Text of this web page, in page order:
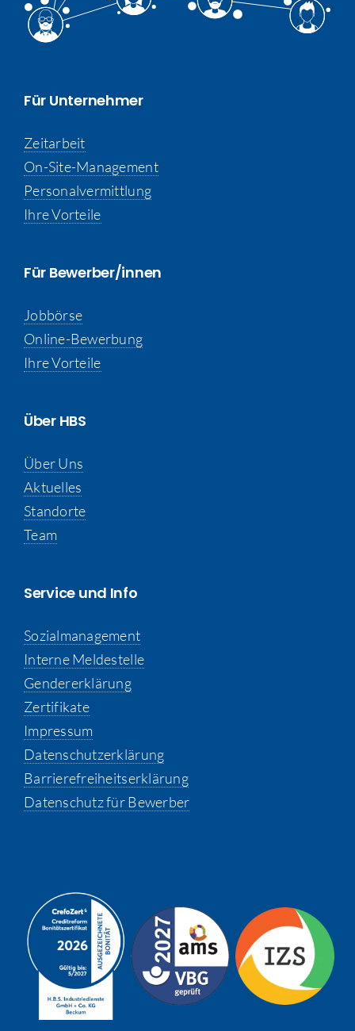
Für Unternehmer
Zeitarbeit
On-Site-Management
Personalvermittlung
Ihre Vorteile
Für Bewerber/innen
Jobbörse
Online-Bewerbung
Ihre Vorteile
Über HBS
Über Uns
Aktuelles
Standorte
Team
Service und Info
Sozialmanagement
Interne Meldestelle
Gendererklärung
Zertifikate
Impressum
Datenschutzerklärung
Barrierefreiheitserklärung
Datenschutz für Bewerber